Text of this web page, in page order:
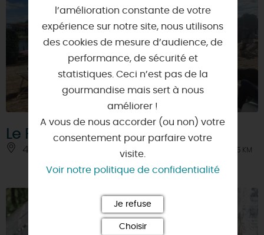
Le Ponton
45000 - ORLEANS À 0.5 KM
l’amélioration constante de votre
expérience sur notre site, nous utilisons
des cookies de mesure d’audience, de
performance, de sécurité et
statistiques. Ceci n’est pas de la
gourmandise mais sert à nous
améliorer !
A vous de nous accorder (ou non) votre
consentement pour parfaire votre
visite.
Voir notre politique de confidentialité
Je refuse
Choisir